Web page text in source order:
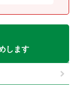
します